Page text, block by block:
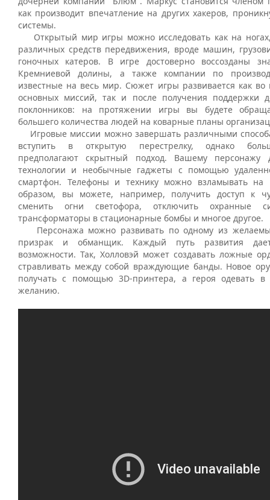
как производит впечатление на других хакеров,
системы.
Открытый мир игры можно исследовать как на
различных средств передвижения, вроде машин,
гоночных катеров. В игре достоверно воссозданы
Кремниевой долины, а также компании по
известные на весь мир. Сюжет игры развивается как
основных миссий, так и после получения поддержки
поклонников: на протяжении игры вы будете
большего количества людей на коварные планы
Игровые миссии можно завершать различными
вступить в открытую перестрелку, однако
предполагают скрытный подход. Вашему персонажу
технологии и необычные гаджеты с помощью
смартфон. Телефоны и технику можно взламывать на
образом, вы можете, например, получить доступ к
сменить огни светофора, отключить охранные
трансформаторы в стационарные бомбы и многое другое.
Персонажа можно развивать по одному из
призрак и обманщик. Каждый путь развития
возможности. Так, Холловэй может создавать ложные
стравливать между собой враждующие банды. Новое
получать с помощью 3D-принтера, а героя одевать
желанию.